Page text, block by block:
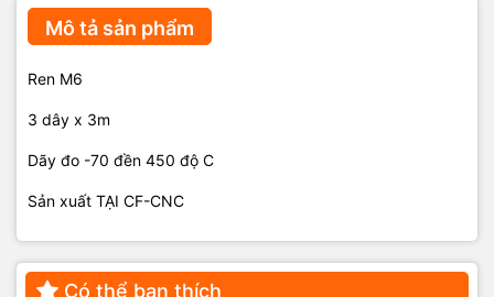
Mô tả sản phẩm
Ren M6
3 dây x 3m
Dãy đo -70 đền 450 độ C
Sản xuất TẠI CF-CNC
Có thể bạn thích